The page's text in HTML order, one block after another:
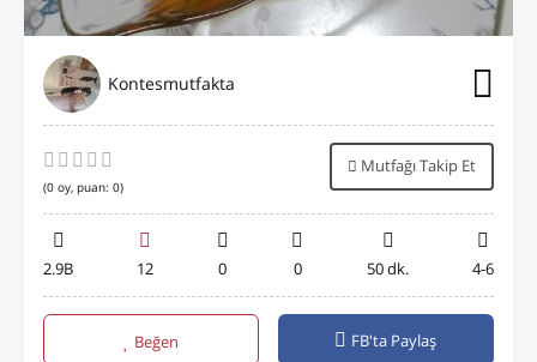
Kontesmutfakta
(0 oy, puan: 0)
Mutfağı Takip Et
2.9B 12 0 0 50 dk. 4-6
Beğen FB'ta Paylaş